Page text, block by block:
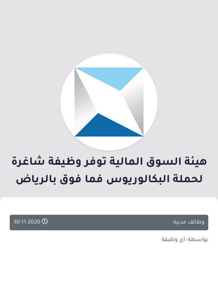
هيئة السوق المالية توفر وظيفة شاغرة
لحملة البكالوريوس فما فوق بالرياض
وظائف مدنية
بواسطة: أي وظيفة